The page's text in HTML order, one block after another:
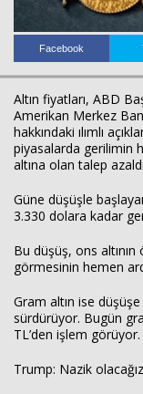
Facebook
Altın fiyatları, ABD
Amerikan Merkez
hakkındaki ılımlı
piyasalarda gerilimin
altına olan talep
Güne düşüşle
3.330 dolara kadar
Bu düşüş, ons
görmesinin hemen
Gram altın ise
sürdürüyor. Bugün
TL’den işlem görüyor.
Trump: Nazik